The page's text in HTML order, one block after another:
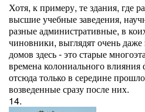
Хотя, к примеру, те здания, где
высшие учебные заведения,
разные административные, в
чиновники, выглядят очень
домов здесь - это старые
времена колониального
отсюда только в середине
возведенные сразу после них.
14.